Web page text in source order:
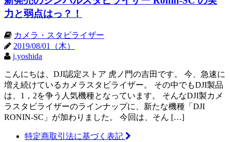
力と弱点はっ？！
カメラ・スタビライザー
2019/08/01（木）
j.yoshida
こんにちは、DJI認定ストア 虎ノ門の吉田です。 今、急速に
増え続けているカメラスタビライザー。 その中でもDJI製品
は、1，2を争う人気機種となっています。 そんなDJI製カメ
ラスタビライザーのラインナップに、新たな機種「DJI
RONIN-SC」が加わりました。 今回は、そん […]
特定商取引法に基づく表記